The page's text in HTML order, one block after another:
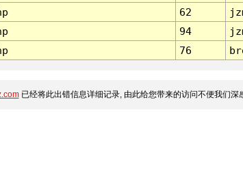
62
94
76
已经将此出错信息详细记录, 由此给您带来的访问不便我们深